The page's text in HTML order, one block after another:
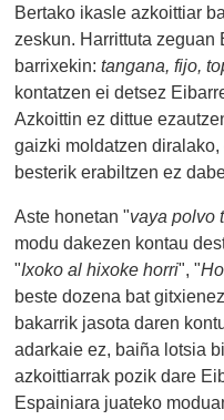
Bertako ikasle azkoittiar
zeskun. Harrittuta zeguan
barrixekin:tangana, fijo,
kontatzen ei detsez
Azkoittin ez dittue
gaizki moldatzen
besterik erabiltzen ez
Aste honetan "vaya polvo
modu dakezen kontau
"Ixoko al hixoke horri", "
beste dozena bat
bakarrik jasota daren
adarkaie ez, baiña lotsia
azkoittiarrak pozik dare
Espainiara juateko